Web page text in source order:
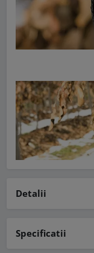
Detalii
Specificatii